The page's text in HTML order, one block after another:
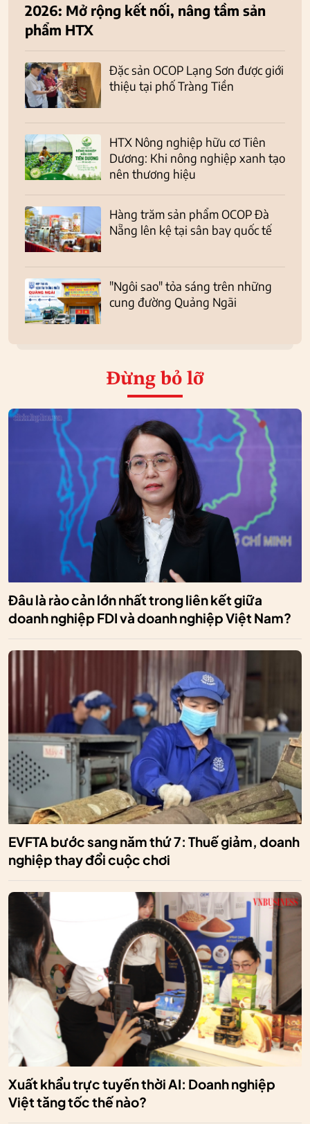
2026: Mở rộng kết nối, nâng tầm sản
phẩm HTX
Đặc sản OCOP Lạng Sơn được giới
thiệu tại phố Tràng Tiền
HTX Nông nghiệp hữu cơ Tiên
Dương: Khi nông nghiệp xanh tạo
nên thương hiệu
Hàng trăm sản phẩm OCOP Đà
Nẵng lên kệ tại sân bay quốc tế
"Ngôi sao" tỏa sáng trên những
cung đường Quảng Ngãi
Đừng bỏ lỡ
Đâu là rào cản lớn nhất trong liên kết giữa
doanh nghiệp FDI và doanh nghiệp Việt Nam?
EVFTA bước sang năm thứ 7: Thuế giảm, doanh
nghiệp thay đổi cuộc chơi
Xuất khẩu trực tuyến thời AI: Doanh nghiệp
Việt tăng tốc thế nào?